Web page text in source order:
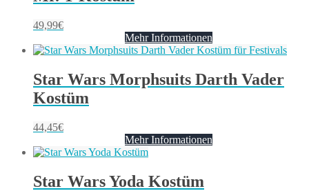
49,99€
Mehr Informationen
Star Wars Morphsuits Darth Vader
Kostüm
44,45€
Mehr Informationen
Star Wars Yoda Kostüm